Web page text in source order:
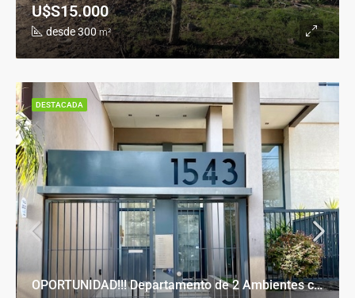
desde 300 m²
U$S15.000
OPORTUNIDAD!!! Departamento de 2 Ambientes con Cochera en Banfield Este
DESTACADA